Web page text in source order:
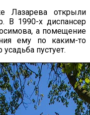
открыли
В 1990-х диспансер
а помещение
ему по каким-то
пустует.